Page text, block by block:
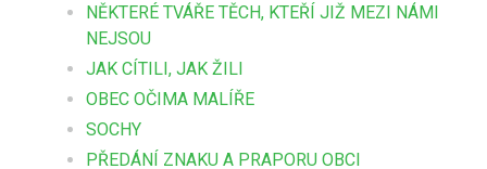
NĚKTERÉ TVÁŘE TĚCH, KTEŘÍ JIŽ MEZI NÁMI
NEJSOU
JAK CÍTILI, JAK ŽILI
OBEC OČIMA MALÍŘE
SOCHY
PŘEDÁNÍ ZNAKU A PRAPORU OBCI